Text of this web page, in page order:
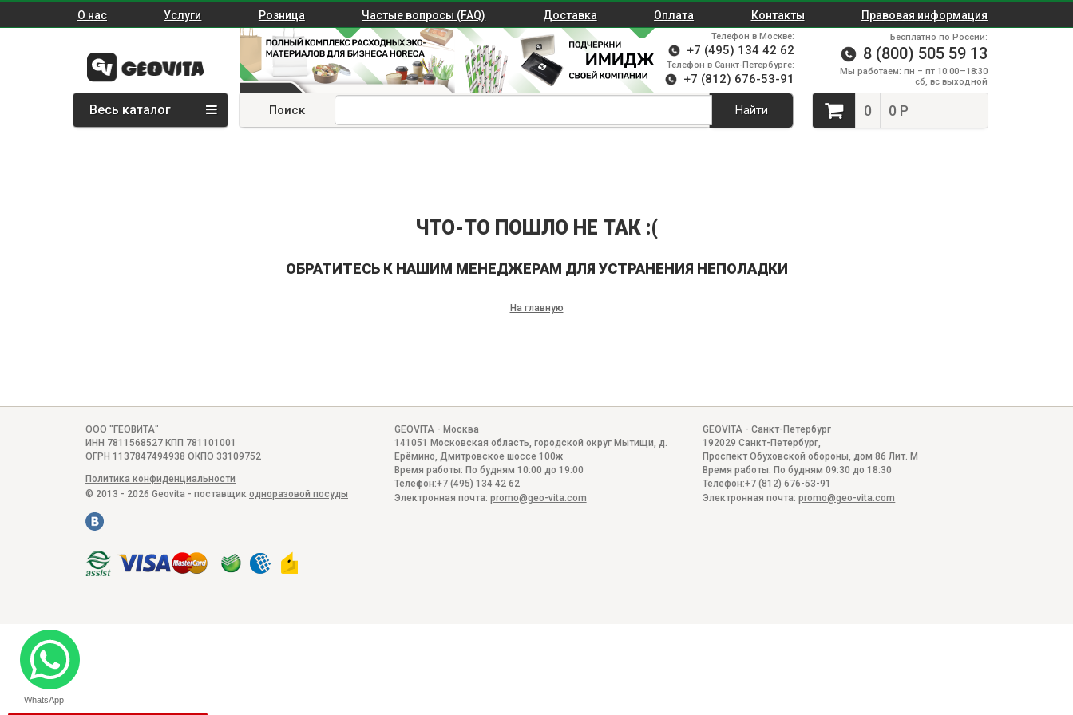
О нас Услуги Розница Частые вопросы (FAQ) Доставка Оплата Контакты Правовая информация
Телефон в Москве:
+7 (495) 134 42 62
Телефон в Санкт-Петербурге:
+7 (812) 676-53-91
Бесплатно по России:
8 (800) 505 59 13
Мы работаем: пн – пт 10:00—18:30
сб, вс выходной
Весь каталог Поиск Найти 0 0 Р
ЧТО-ТО ПОШЛО НЕ ТАК :(
ОБРАТИТЕСЬ К НАШИМ МЕНЕДЖЕРАМ ДЛЯ УСТРАНЕНИЯ НЕПОЛАДКИ
На главную
ООО "ГЕОВИТА"
ИНН 7811568527 КПП 781101001
ОГРН 1137847494938 ОКПО 33109752
Политика конфиденциальности
© 2013 - 2026 Geovita - поставщик одноразовой посуды
GEOVITA - Москва
141051 Московская область, городской округ Мытищи, д.
Ерёмино Дмитровское шоссе 100ж
Время работы: По будням 10:00 до 19:00
Телефон:+7 (495) 134 42 62
Электронная почта: promo@geo-vita.com
GEOVITA - Санкт-Петербург
192029 Санкт-Петербург
Проспект Обуховской обороны, дом 86 Лит. М
Время работы:По будням 09:30 до 18:30
Телефон:+7 (812) 676-53-91
Электронная почта:promo@geo-vita.com
WhatsApp